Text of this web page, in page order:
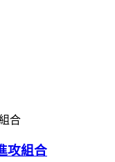
攻組合